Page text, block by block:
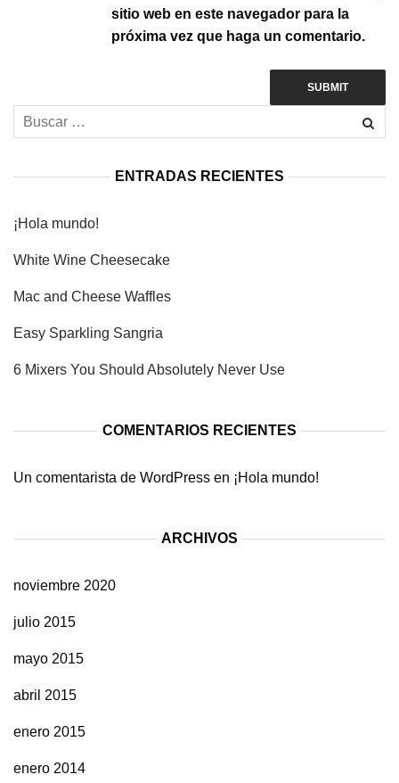
sitio web en este navegador para la
próxima vez que haga un comentario.
ENTRADAS RECIENTES
¡Hola mundo!
White Wine Cheesecake
Mac and Cheese Waffles
Easy Sparkling Sangria
6 Mixers You Should Absolutely Never Use
COMENTARIOS RECIENTES
Un comentarista de WordPress en ¡Hola mundo!
ARCHIVOS
noviembre 2020
julio 2015
mayo 2015
abril 2015
enero 2015
enero 2014